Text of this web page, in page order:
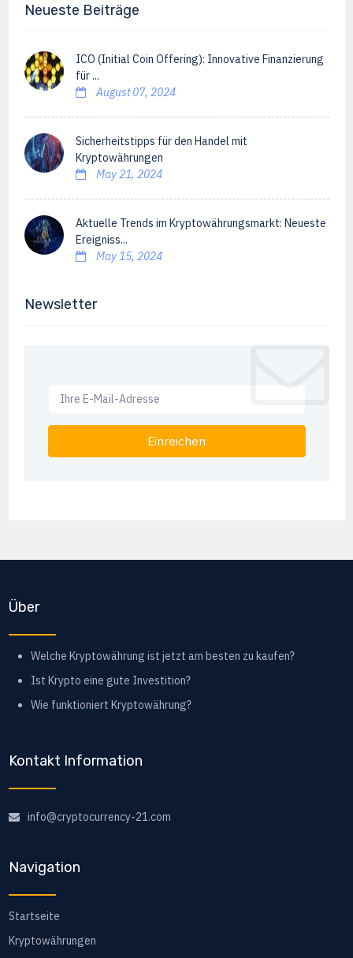
Neueste Beiträge
ICO (Initial Coin Offering): Innovative Finanzierung
für ...
August 07, 2024
Sicherheitstipps für den Handel mit
Kryptowährungen
May 21, 2024
Aktuelle Trends im Kryptowährungsmarkt: Neueste
Ereigniss...
May 15, 2024
Newsletter
Einreichen
Über
Welche Kryptowährung ist jetzt am besten zu kaufen?
Ist Krypto eine gute Investition?
Wie funktioniert Kryptowährung?
Kontakt Information
info@cryptocurrency-21.com
Navigation
Startseite
Kryptowährungen